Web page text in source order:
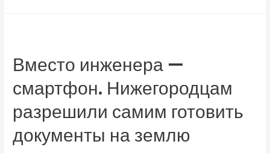
в
ваших
руках:
как
не
Вместо инженера —
смартфон. Нижегородцам
разрешили самим готовить
документы на землю